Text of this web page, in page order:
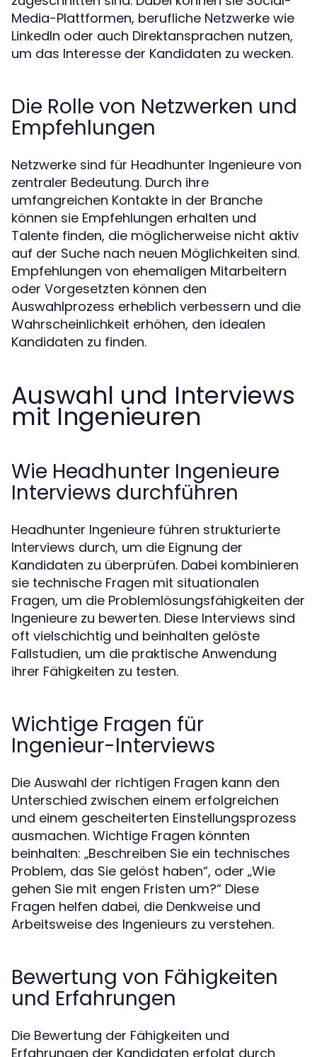
Media-Plattformen, berufliche Netzwerke wie
LinkedIn oder auch Direktansprachen nutzen,
um das Interesse der Kandidaten zu wecken.
Die Rolle von Netzwerken und
Empfehlungen
Netzwerke sind für Headhunter Ingenieure von
zentraler Bedeutung. Durch ihre
umfangreichen Kontakte in der Branche
können sie Empfehlungen erhalten und
Talente finden, die möglicherweise nicht aktiv
auf der Suche nach neuen Möglichkeiten sind.
Empfehlungen von ehemaligen Mitarbeitern
oder Vorgesetzten können den
Auswahlprozess erheblich verbessern und die
Wahrscheinlichkeit erhöhen, den idealen
Kandidaten zu finden.
Auswahl und Interviews
mit Ingenieuren
Wie Headhunter Ingenieure
Interviews durchführen
Headhunter Ingenieure führen strukturierte
Interviews durch, um die Eignung der
Kandidaten zu überprüfen. Dabei kombinieren
sie technische Fragen mit situationalen
Fragen, um die Problemlösungsfähigkeiten der
Ingenieure zu bewerten. Diese Interviews sind
oft vielschichtig und beinhalten gelöste
Fallstudien, um die praktische Anwendung
ihrer Fähigkeiten zu testen.
Wichtige Fragen für
Ingenieur-Interviews
Die Auswahl der richtigen Fragen kann den
Unterschied zwischen einem erfolgreichen
und einem gescheiterten Einstellungsprozess
ausmachen. Wichtige Fragen könnten
beinhalten: „Beschreiben Sie ein technisches
Problem, das Sie gelöst haben“, oder „Wie
gehen Sie mit engen Fristen um?“ Diese
Fragen helfen dabei, die Denkweise und
Arbeitsweise des Ingenieurs zu verstehen.
Bewertung von Fähigkeiten
und Erfahrungen
Die Bewertung der Fähigkeiten und
Erfahrungen der Kandidaten erfolgt durch